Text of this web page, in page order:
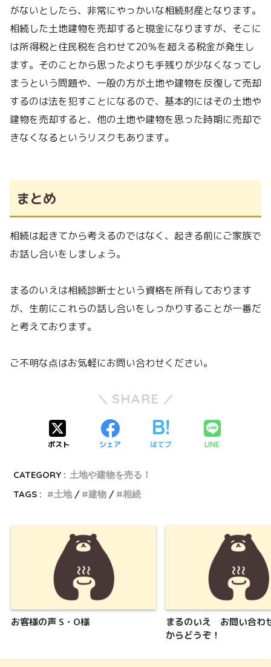
がないとしたら、非常にやっかいな相続財産となります。
相続した土地建物を売却すると現金になりますが、そこに
は所得税と住民税を合わせて20％を超える税金が発生し
ます。そのことから思ったよりも手残りが少なくなってし
まうという問題や、一般の方が土地や建物を反復して売却
するのは法を犯すことになるので、基本的にはその土地や
建物を売却すると、他の土地や建物を思った時期に売却で
きなくなるというリスクもあります。
まとめ
相続は起きてから考えるのではなく、起きる前にご家族で
お話し合いをしましょう。
まるのいえは相続診断士という資格を所有しております
が、生前にこれらの話し合いをしっかりすることが一番だ
と考えております。
ご不明な点はお気軽にお問い合わせください。
SHARE
ポスト シェア はてブ LINE
CATEGORY : 土地や建物を売る！
TAGS :
土地 建物 相続
お客様の声 S・O様
まるのいえ お問い合わ
からどうぞ！